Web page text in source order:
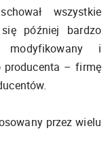
wszystkie
się później bardzo
modyfikowany i
producenta – firmę
przez wielu